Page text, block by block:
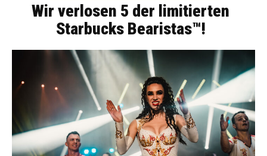
Wir verlosen 5 der limitierten
Starbucks Bearistas™!